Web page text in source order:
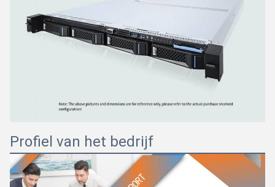
Profiel van het bedrijf